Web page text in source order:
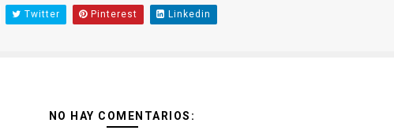
Twitter Pinterest Linkedin
NO HAY COMENTARIOS: